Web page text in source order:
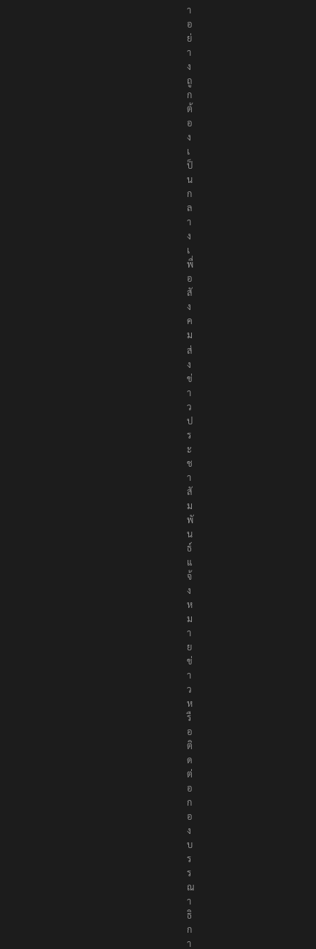
อ
ห
า
อ
ย่
า
ง
ถู
ก
ต้
อ
ง
เ
ป็
น
ก
ล
า
ง
เ
พื่
อ
สั
ง
ค
ม
ส่
ง
ข่
า
ว
ป
ร
ะ
ช
า
สั
ม
พั
น
ธ์
แ
จ้
ง
ห
ม
า
ย
ข่
า
ว
ห
รื
อ
ติ
ด
ต่
อ
ก
อ
ง
บ
ร
ร
ณ
า
ธิ